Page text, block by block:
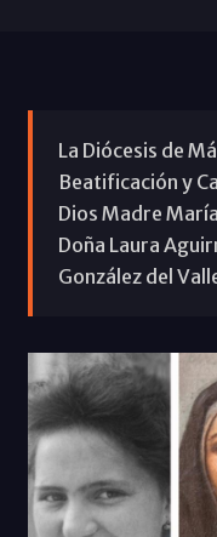
La Diócesis de
Beatificación y
Dios Madre
Doña Laura
González del